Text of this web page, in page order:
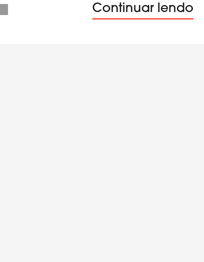
Continuar lendo